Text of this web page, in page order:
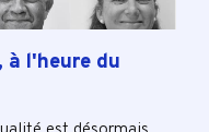
à l'heure du